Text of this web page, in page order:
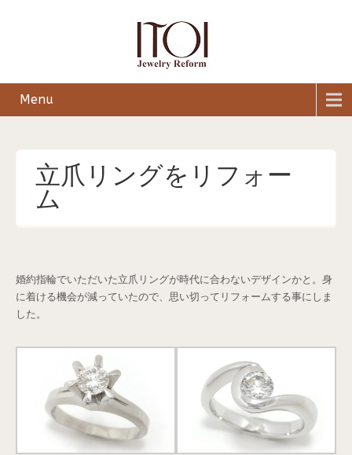
Menu
立爪リングをリフォー
ム
婚約指輪でいただいた立爪リングが時代に合わないデザインかと。身
に着ける機会が減っていたので、思い切ってリフォームする事にしま
した。